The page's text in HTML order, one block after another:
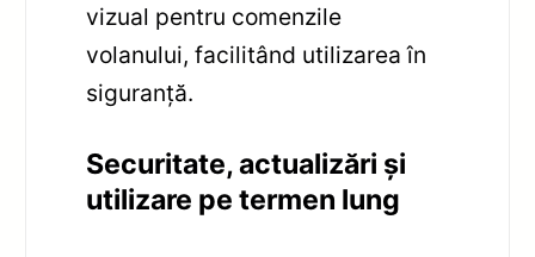
vizual pentru comenzile
volanului, facilitând utilizarea în
siguranță.
Securitate, actualizări și
utilizare pe termen lung